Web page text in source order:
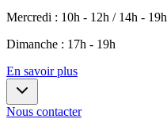
Mercredi : 10h - 12h / 14h - 19h
Dimanche : 17h - 19h
En savoir plus
Nous contacter